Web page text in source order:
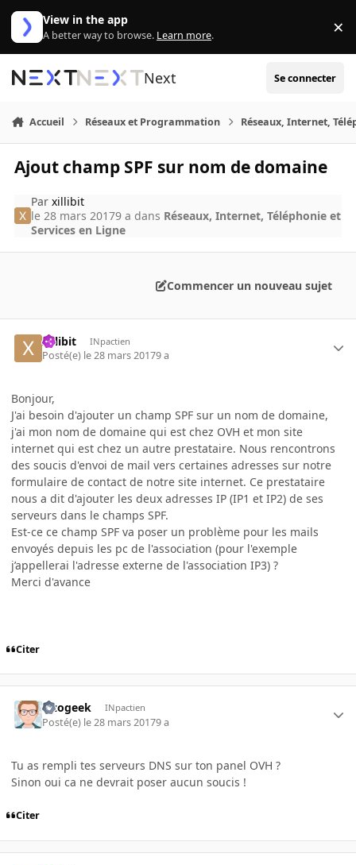
Aller au contenu
View in the app
A better way to browse. Learn more. ×
Next Se connecter
Accueil Réseaux et Programmation Réseaux, Internet,
Ajout champ SPF sur nom de domaine
Parxillibit
le 28 mars 20179 a dans Réseaux, Internet, Téléphonie et
Services en Ligne
Commencer un nouveau sujet
xillibit INpactien
Posté(e) le 28 mars 20179 a
Bonjour,
J'ai besoin d'ajouter un champ SPF sur un nom de domaine,
j'ai mon nom de domaine qui est chez OVH et mon site
internet qui est chez un autre prestataire. Nous rencontrons
des soucis d'envoi de mail vers certaines adresses sur notre
formulaire de contact de notre site internet. Ce prestataire
nous a dit d'ajouter les deux adresses IP (IP1 et IP2) de ses
serveurs dans le champs SPF.
Est-ce ce champ SPF va poser un problème pour les mails
envoyés depuis les pc de l'association (pour l'exemple
j’appellerai l'adresse externe de l'association IP3) ?
Merci d'avance
Citer
lezogeek INpactien
Posté(e) le 28 mars 20179 a
Tu as rempli tes serveurs DNS sur ton panel OVH ?
Sinon oui ca ne devrait poser aucun soucis !
Citer